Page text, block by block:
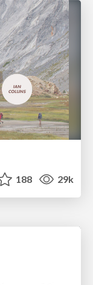
188 29k